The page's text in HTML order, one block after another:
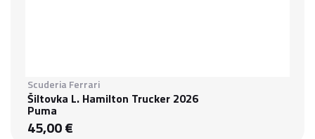
Scuderia Ferrari
Šiltovka L. Hamilton Trucker 2026
Puma
45,00 €